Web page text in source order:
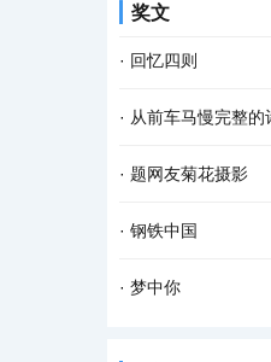
奖文
· 回忆四则
回忆四则之一 ——做
下游的冲积、洪积
· 从前车马慢完整的
《从前慢》是木心
慢》 作者：木心 记
· 题网友菊花摄影
诸花纷落君方来，
· 钢铁中国
生于土地 归于土地
· 梦中你